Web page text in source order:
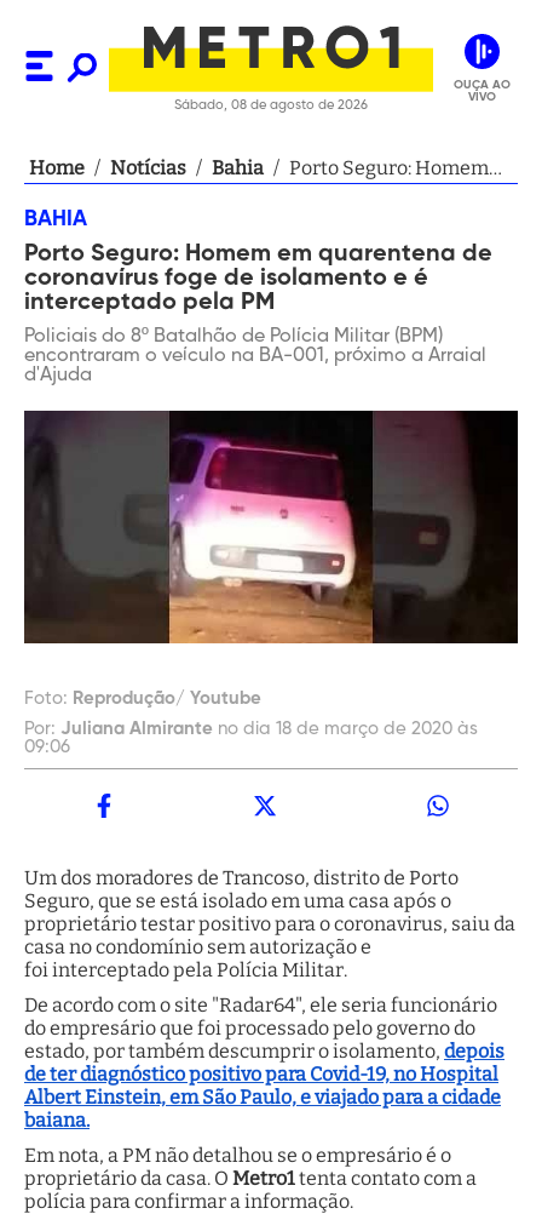
Sábado, 08 de agosto de 2026
OUÇA AO
VIVO
Home / Notícias / Bahia / Porto Seguro: Homem
isolamento e é
interceptado pela PM
BAHIA
Porto Seguro: Homem em quarentena de
coronavírus foge de isolamento e é
interceptado pela PM
Policiais do 8º Batalhão de Polícia Militar (BPM)
encontraram o veículo na BA-001, próximo a Arraial
d'Ajuda
Foto: Reprodução/ Youtube
Por: Juliana Almirante no dia 18 de março de 2020 às
09:06
Um dos moradores de Trancoso, distrito de Porto
Seguro, que se está isolado em uma casa após o
proprietário testar positivo para o coronavirus, saiu da
casa no condomínio sem autorização e
foi interceptado pela Polícia Militar.
De acordo com o site "Radar64", ele seria funcionário
do empresário que foi processado pelo governo do
estado, por também descumprir o isolamento, depois
de ter diagnóstico positivo para Covid-19, no Hospital
Albert Einstein, em São Paulo, e viajado para a cidade
baiana.
Em nota, a PM não detalhou se o empresário é o
proprietário da casa. O Metro1tenta contato com a
polícia para confirmar a informação.